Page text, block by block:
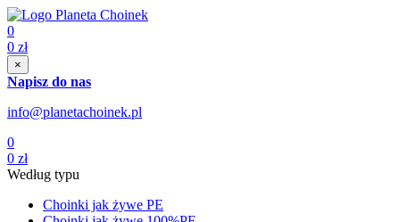
0
0 zł
×
Napisz do nas
info@planetachoinek.pl
0
0 zł
Według typu
Choinki jak żywe PE